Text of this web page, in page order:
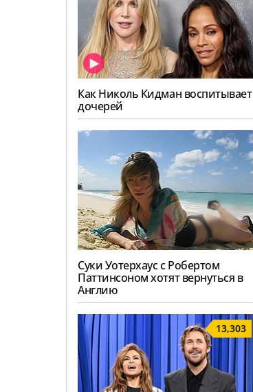
Как Николь Кидман воспитывает
дочерей
Суки Уотерхаус с Робертом
Паттинсоном хотят вернуться в
Англию
13,303